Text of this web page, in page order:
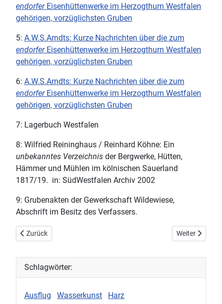
endorferEisenhüttenwerke im Herzogthurn Westfalen
gehörigen, vorzüglichsten Gruben
5: A.W.S.Arndts: Kurze Nachrichten über die zum
endorferEisenhüttenwerke im Herzogthurn Westfalen
gehörigen, vorzüglichsten Gruben
6: A.W.S.Arndts: Kurze Nachrichten über die zum
endorferEisenhüttenwerke im Herzogthurn Westfalen
gehörigen, vorzüglichsten Gruben
7: Lagerbuch Westfalen
8: Wilfried Reininghaus / Reinhard Köhne: Ein
unbekanntes Verzeichnis der Bergwerke, Hütten,
Hämmer und Mühlen im kölnischen Sauerland
1817/19. in: SüdWestfalen Archiv 2002
9: Grubenakten der Gewerkschaft Wildewiese,
Abschrift im Besitz des Verfassers.
Vorheriger Beitrag: Grube Junkernberg
Zurück Nächster
Weiter
Schlagwörter:
Ausflug Wasserkunst Harz